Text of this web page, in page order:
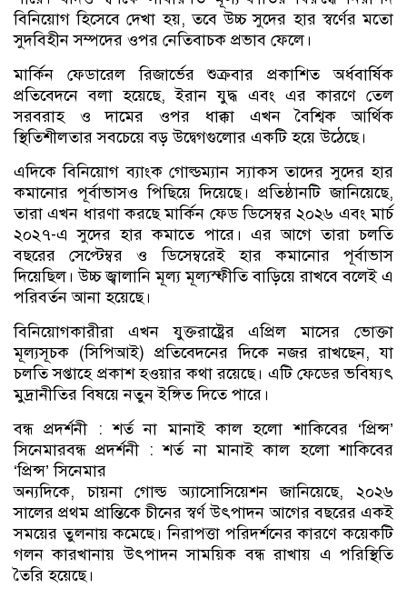
বিনিয়োগ হিসেবে দেখা হয়, তবে উচ্চ সুদের হার স্বর্ণের মতো
সুদবিহীন সম্পদের ওপর নেতিবাচক প্রভাব ফেলে।
মার্কিন ফেডারেল রিজার্ভের শুক্রবার প্রকাশিত অর্ধবার্ষিক
প্রতিবেদনে বলা হয়েছে, ইরান যুদ্ধ এবং এর কারণে তেল
সরবরাহ ও দামের ওপর ধাক্কা এখন বৈশ্বিক আর্থিক
স্থিতিশীলতার সবচেয়ে বড় উদ্বেগগুলোর একটি হয়ে উঠেছে।
এদিকে বিনিয়োগ ব্যাংক গোল্ডম্যান স্যাকস তাদের সুদের হার
কমানোর পূর্বাভাসও পিছিয়ে দিয়েছে। প্রতিষ্ঠানটি জানিয়েছে,
তারা এখন ধারণা করছে মার্কিন ফেড ডিসেম্বর ২০২৬ এবং মার্চ
২০২৭-এ সুদের হার কমাতে পারে। এর আগে তারা চলতি
বছরের সেপ্টেম্বর ও ডিসেম্বরেই হার কমানোর পূর্বাভাস
দিয়েছিল। উচ্চ জ্বালানি মূল্য মূল্যস্ফীতি বাড়িয়ে রাখবে বলেই এ
পরিবর্তন আনা হয়েছে।
বিনিয়োগকারীরা এখন যুক্তরাষ্ট্রের এপ্রিল মাসের ভোক্তা
মূল্যসূচক (সিপিআই) প্রতিবেদনের দিকে নজর রাখছেন, যা
চলতি সপ্তাহে প্রকাশ হওয়ার কথা রয়েছে। এটি ফেডের ভবিষ্যৎ
মুদ্রানীতির বিষয়ে নতুন ইঙ্গিত দিতে পারে।
বন্ধ প্রদর্শনী : শর্ত না মানাই কাল হলো শাকিবের ‘প্রিন্স’
সিনেমারবন্ধ প্রদর্শনী : শর্ত না মানাই কাল হলো শাকিবের
‘প্রিন্স’ সিনেমার
অন্যদিকে, চায়না গোল্ড অ্যাসোসিয়েশন জানিয়েছে, ২০২৬
সালের প্রথম প্রান্তিকে চীনের স্বর্ণ উৎপাদন আগের বছরের একই
সময়ের তুলনায় কমেছে। নিরাপত্তা পরিদর্শনের কারণে কয়েকটি
গলন কারখানায় উৎপাদন সাময়িক বন্ধ রাখায় এ পরিস্থিতি
তৈরি হয়েছে।